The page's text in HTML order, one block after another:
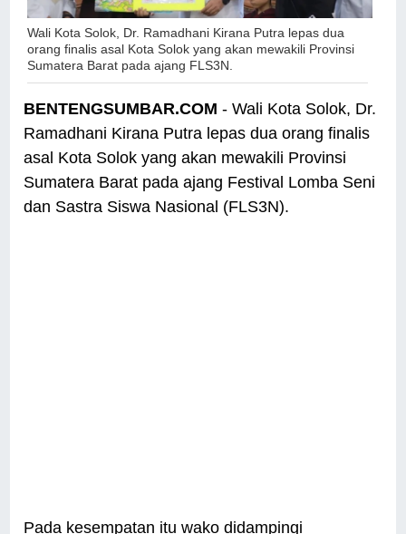
Wali Kota Solok, Dr. Ramadhani Kirana Putra lepas dua
orang finalis asal Kota Solok yang akan mewakili Provinsi
Sumatera Barat pada ajang FLS3N.
BENTENGSUMBAR.COM - Wali Kota Solok, Dr.
Ramadhani Kirana Putra lepas dua orang finalis
asal Kota Solok yang akan mewakili Provinsi
Sumatera Barat pada ajang Festival Lomba Seni
dan Sastra Siswa Nasional (FLS3N).
Pada kesempatan itu wako didampingi